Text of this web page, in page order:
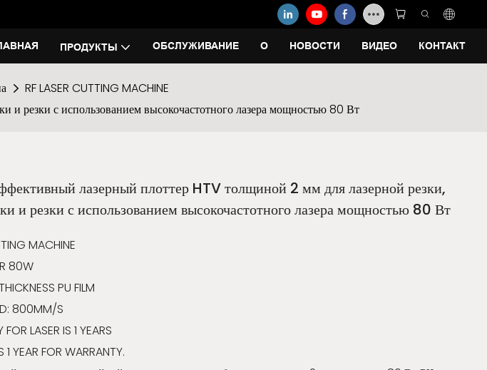
ПРОДУКТЫ ОБСЛУЖИВАНИЕ О НОВОСТИ ВИДЕО КОНТАКТ
RF LASER CUTTING MACHINE
резки с использованием высокочастотного лазера мощностью 80 Вт
лазерный плоттер HTV толщиной 2 мм для лазерной резки,
и резки с использованием высокочастотного лазера мощностью 80 Вт
MACHINE
80W
PU FILM
800MM/S
LASER IS 1 YEARS
1 YEAR FOR WARRANTY.